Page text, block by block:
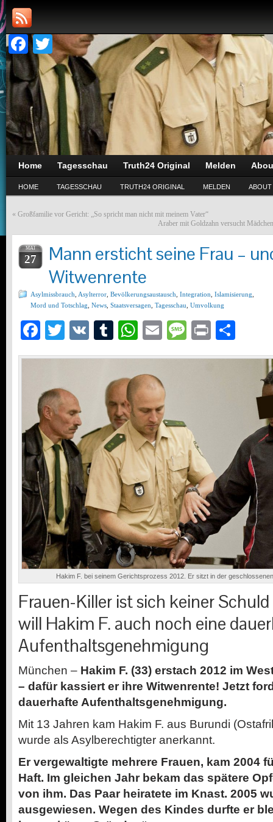
Facebook
Twitter
Home Tagesschau Truth24 Original Melden
HOME TAGESSCHAU TRUTH24 ORIGINAL MELDEN ABOUT
« Großfamilie vor Gericht: „So spricht man nicht mit meinem Vater“
Araber mit Goldzahn versucht
MAI
27
Mann ersticht seine Frau –
Witwenrente
Asylmissbrauch Asylterror Bevölkerungsaustausch Integration Islamisierung
Mord und Totschlag News Staatsversagen Tagesschau Umvolkung
Facebook
Twitter
VK Tumblr
WhatsApp
EmailMessage
Print
Hakim F. bei seinem Gerichtsprozess 2012. Er sitzt in der
Frauen-Killer ist sich keiner
will Hakim F. auch noch eine
Aufenthaltsgenehmigung
München – Hakim F. (33) erstach 2012 im
– dafür kassiert er ihre Witwenrente! Jetzt
dauerhafte Aufenthaltsgenehmigung.
Mit 13 Jahren kam Hakim F. aus Burundi
wurde als Asylberechtigter anerkannt.
Er vergewaltigte mehrere Frauen, kam 2004
Haft. Im gleichen Jahr bekam das spätere
von ihm. Das Paar heiratete im Knast. 2005
ausgewiesen. Wegen des Kindes durfte er